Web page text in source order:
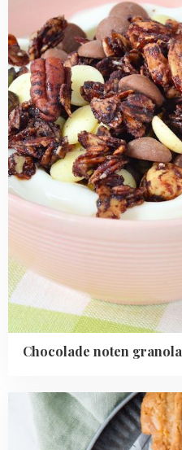
Chocolade noten granola
granola
Read